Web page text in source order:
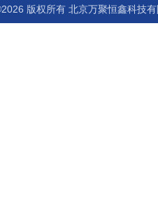
版权所有 北京万聚恒鑫科技